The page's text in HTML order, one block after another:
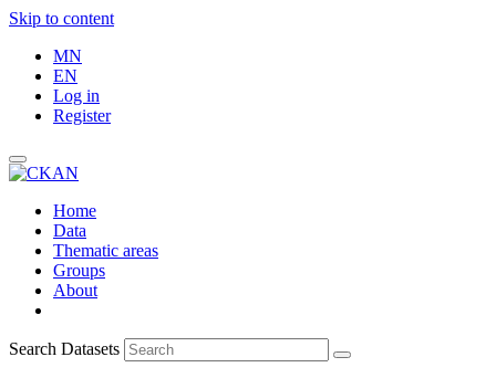
Skip to content
MN
EN
Log in
Register
Home
Data
Thematic areas
Groups
About
Search Datasets